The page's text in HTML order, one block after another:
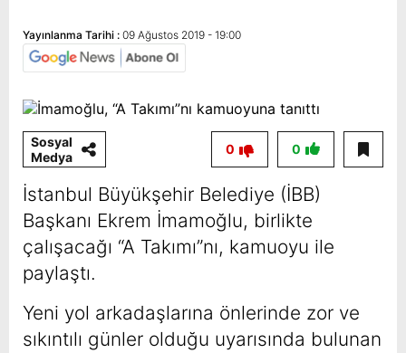
Yayınlanma Tarihi : 09 Ağustos 2019 - 19:00
Sosyal
Medya
0
0
İstanbul Büyükşehir Belediye (İBB)
Başkanı Ekrem İmamoğlu, birlikte
çalışacağı “A Takımı”nı, kamuoyu ile
paylaştı.
Yeni yol arkadaşlarına önlerinde zor ve
sıkıntılı günler olduğu uyarısında bulunan